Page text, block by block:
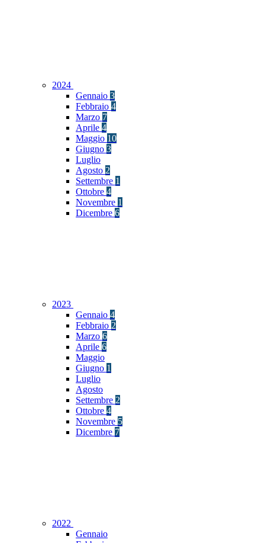
2024
Gennaio 3
Febbraio 4
Marzo 7
Aprile 4
Maggio 10
Giugno 3
Luglio
Agosto 2
Settembre 1
Ottobre 4
Novembre 1
Dicembre 6
2023
Gennaio 4
Febbraio 2
Marzo 6
Aprile 6
Maggio
Giugno 1
Luglio
Agosto
Settembre 2
Ottobre 4
Novembre 5
Dicembre 7
2022
Gennaio